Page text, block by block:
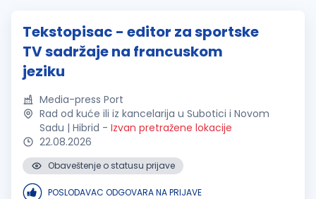
Tekstopisac - editor za sportske
TV sadržaje na francuskom
jeziku
Media-press Port
Rad od kuće ili iz kancelarija u Subotici i Novom
Sadu | Hibrid - Izvan pretražene lokacije
22.08.2026
Obaveštenje o statusu prijave
POSLODAVAC ODGOVARA NA PRIJAVE